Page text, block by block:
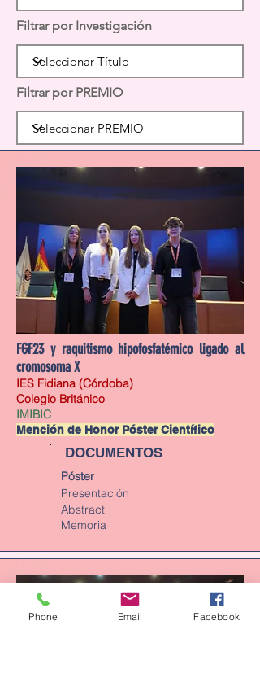
Filtrar por Investigación
Filtrar por PREMIO
FGF23 y raquitismo hipofosfatémico ligado al
cromosoma X
IES Fidiana (Córdoba)
Colegio Británico
IMIBIC
Mención de Honor Póster Científico
DOCUMENTOS
Póster
Presentación
Abstract
Memoria
Phone Email Facebook